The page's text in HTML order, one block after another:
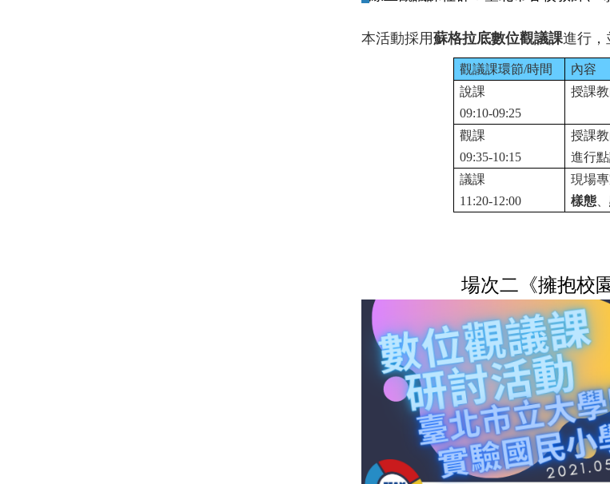
本活動採用蘇格拉底數位觀議課進行，
觀議課環節/時間
內容
說課
09:10-09:25
授課
觀課
09:35-10:15
授課
進行
議課
11:20-12:00
現場
樣態 、
場次二 《擁抱校